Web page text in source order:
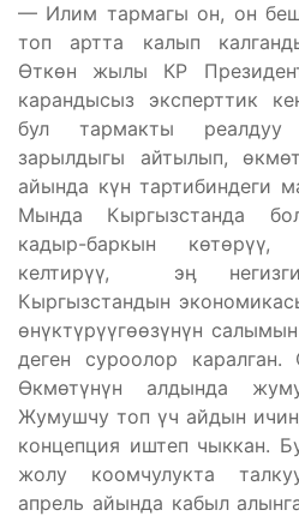
— Илим тармагы он, он
топ артта калып
Өткөн жылы КР
карандысыз эксперттик
бул тармакты
зарылдыгы айтылып,
айында күн тартибиндеги
Мында Кыргызстанда
кадыр-баркын көтөрүү,
келтирүү, эӊ
Кыргызстандын
өнүктүрүүгөөзүнүн
деген суроолор
Өкмөтүнүн алдында
Жумушчу топ үч айдын
концепция иштеп чыккан.
жолу коомчулукта
апрель айында кабыл